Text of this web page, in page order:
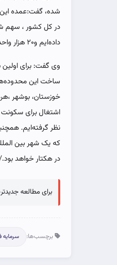
داده‌ایم و۲۰ هزار واحد باقی‌مانده است.
ساخت این محدوده‌ها
اشتغال برای سکونت
نظر گرفته‌ایم.
در هکتار خواهد بود./
برای مطالعه
برچسب‌ها: سرمایه